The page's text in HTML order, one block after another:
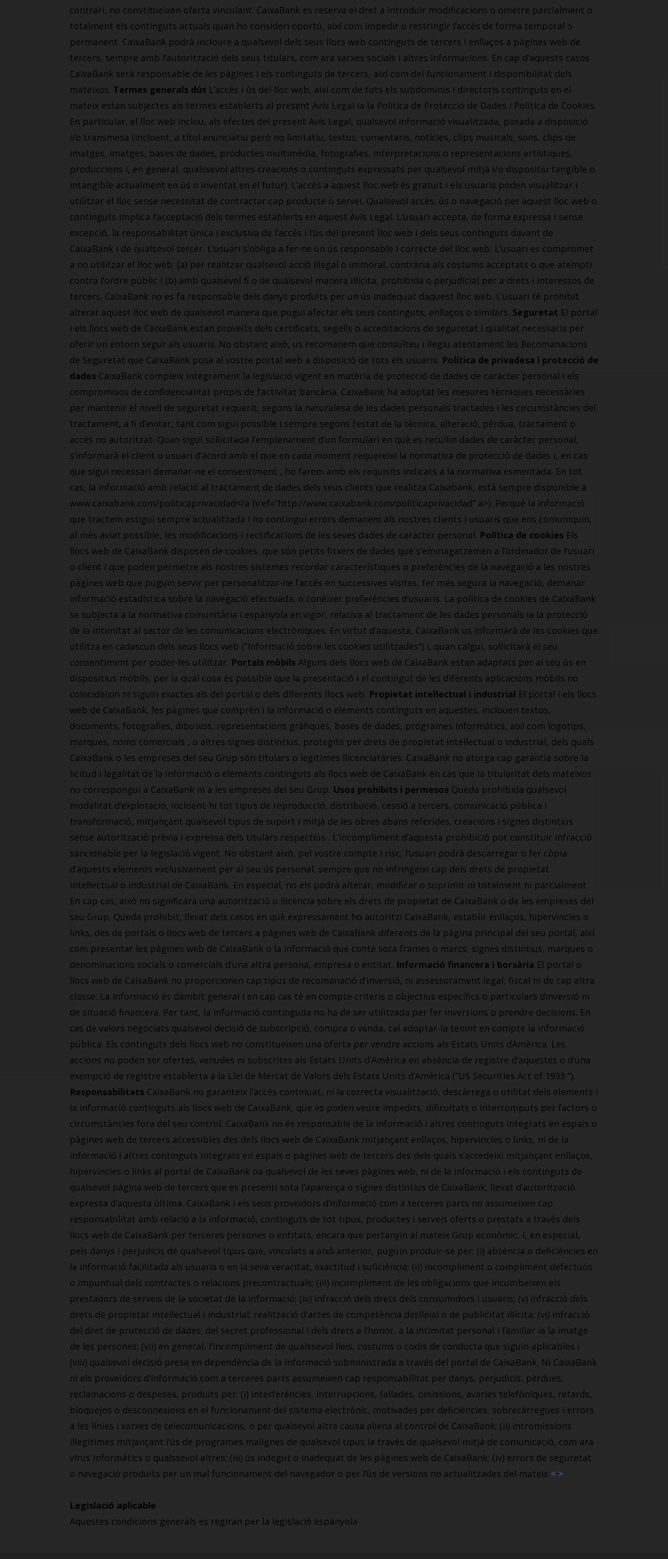
contrari, no constitueixen oferta vinculant. CaixaBank es reserva el dret a introduir modificacions o ometre parcialment o
totalment els continguts actuals quan ho consideri oportú, així com impedir o restringir l’accés de forma temporal o
permanent. CaixaBank podrà incloure a qualsevol dels seus llocs web continguts de tercers i enllaços a pàgines web de
tercers, sempre amb l’autorització dels seus titulars, com ara xarxes socials i altres informacions. En cap d’aquests casos
CaixaBank serà responsable de les pàgines i els continguts de tercers, així com del funcionament i disponibilitat dels
mateixos. Termes generals dús L’accés i ús del lloc web, així com de tots els subdominis i directoris continguts en el
mateix estan subjectes als termes establerts al present Avís Legal ia la Política de Protecció de Dades i Política de Cookies.
En particular, el lloc web inclou, als efectes del present Avís Legal, qualsevol informació visualitzada, posada a disposició
i/o transmesa (incloent, a títol enunciatiu però no limitatiu, textos, comentaris, notícies, clips musicals, sons, clips de
imatges, imatges, bases de dades, productes multimèdia, fotografies, interpretacions o representacions artístiques,
produccions i, en general, qualssevol altres creacions o continguts expressats per qualsevol mitjà i/o dispositiu tangible o
intangible actualment en ús o inventat en el futur). L’accés a aquest lloc web és gratuït i els usuaris poden visualitzar i
utilitzar el lloc sense necessitat de contractar cap producte o servei. Qualsevol accés, ús o navegació per aquest lloc web o
continguts implica l’acceptació dels termes establerts en aquest Avís Legal. L’usuari accepta, de forma expressa i sense
excepció, la responsabilitat única i exclusiva de l’accés i l’ús del present lloc web i dels seus continguts davant de
CaixaBank i de qualsevol tercer. L’usuari s’obliga a fer-ne un ús responsable i correcte del lloc web. L’usuari es compromet
a no utilitzar el lloc web: (a) per realitzar qualsevol acció il·legal o immoral, contrària als costums acceptats o que atempti
contra l’ordre públic i (b) amb qualsevol fi o de qualsevol manera il·lícita, prohibida o perjudicial per a drets i interessos de
tercers. CaixaBank no es fa responsable dels danys produïts per un ús inadequat daquest lloc web. L’usuari té prohibit
alterar aquest lloc web de qualsevol manera que pugui afectar els seus continguts, enllaços o similars. Seguretat El portal
i els llocs web de CaixaBank estan proveïts dels certificats, segells o acreditacions de seguretat i qualitat necessaris per
oferir un entorn segur als usuaris. No obstant això, us recomanem que consulteu i llegiu atentament les Recomanacions
de Seguretat que CaixaBank posa al vostre portal web a disposició de tots els usuaris. Política de privadesa i protecció de
dades CaixaBank compleix íntegrament la legislació vigent en matèria de protecció de dades de caràcter personal i els
compromisos de confidencialitat propis de l’activitat bancària. CaixaBank ha adoptat les mesures tècniques necessàries
per mantenir el nivell de seguretat requerit, segons la naturalesa de les dades personals tractades i les circumstàncies del
tractament, a fi d’evitar, tant com sigui possible i sempre segons l’estat de la tècnica, alteració, pèrdua, tractament o
accés no autoritzat. Quan sigui sol·licitada l’emplenament d’un formulari en què es recullin dades de caràcter personal,
s’informarà el client o usuari d’acord amb el que en cada moment requereixi la normativa de protecció de dades i, en cas
que sigui necessari demanar-ne el consentiment , ho farem amb els requisits indicats a la normativa esmentada. En tot
cas, la informació amb relació al tractament de dades dels seus clients que realitza Caixabank, està sempre disponible a
www.caixabank.com/politicaprivacidad</a href=”http://www.caixabank.com/politicaprivacidad” a>). Perquè la informació
que tractem estigui sempre actualitzada i no contingui errors demanem als nostres clients i usuaris que ens comuniquin,
al més aviat possible, les modificacions i rectificacions de les seves dades de caràcter personal. Política de cookies Els
llocs web de CaixaBank disposen de cookies, que són petits fitxers de dades que s’emmagatzemen a l’ordinador de l’usuari
o client i que poden permetre als nostres sistemes recordar característiques o preferències de la navegació a les nostres
pàgines web que puguin servir per personalitzar-ne l’accés en successives visites, fer més segura la navegació, demanar
informació estadística sobre la navegació efectuada, o conèixer preferències d’usuaris. La política de cookies de CaixaBank
se subjecta a la normativa comunitària i espanyola en vigor, relativa al tractament de les dades personals ia la protecció
de la intimitat al sector de les comunicacions electròniques. En virtut d’aquesta, CaixaBank us informarà de les cookies que
utilitza en cadascun dels seus llocs web (“Informació sobre les cookies utilitzades”) i, quan calgui, sol·licitarà el seu
consentiment per poder-les utilitzar. Portals mòbils Alguns dels llocs web de CaixaBank estan adaptats per al seu ús en
dispositius mòbils, per la qual cosa és possible que la presentació i el contingut de les diferents aplicacions mòbils no
coincideixin ni siguin exactes als del portal o dels diferents llocs web. Propietat intel·lectual i industrial El portal i els llocs
web de CaixaBank, les pàgines que comprèn i la informació o elements continguts en aquestes, inclouen textos,
documents, fotografies, dibuixos, representacions gràfiques, bases de dades, programes informàtics, així com logotips,
marques, noms comercials , o altres signes distintius, protegits per drets de propietat intel·lectual o industrial, dels quals
CaixaBank o les empreses del seu Grup són titulars o legítimes llicenciatàries. CaixaBank no atorga cap garantia sobre la
licitud i legalitat de la informació o elements continguts als llocs web de CaixaBank en cas que la titularitat dels mateixos
no correspongui a CaixaBank ni a les empreses del seu Grup. Usos prohibits i permesos Queda prohibida qualsevol
modalitat d’explotació, incloent-hi tot tipus de reproducció, distribució, cessió a tercers, comunicació pública i
transformació, mitjançant qualsevol tipus de suport i mitjà de les obres abans referides, creacions i signes distintius
sense autorització prèvia i expressa dels titulars respectius . L’incompliment d’aquesta prohibició pot constituir infracció
sancionable per la legislació vigent. No obstant això, pel vostre compte i risc, l’usuari podrà descarregar o fer còpia
d’aquests elements exclusivament per al seu ús personal, sempre que no infringeixi cap dels drets de propietat
intel·lectual o industrial de CaixaBank. En especial, no els podrà alterar, modificar o suprimir ni totalment ni parcialment.
En cap cas, això no significarà una autorització o llicència sobre els drets de propietat de CaixaBank o de les empreses del
seu Grup. Queda prohibit, llevat dels casos en què expressament ho autoritzi CaixaBank, establir enllaços, hipervincles o
links, des de portals o llocs web de tercers a pàgines web de CaixaBank diferents de la pàgina principal del seu portal, així
com presentar les pàgines web de CaixaBank o la informació que conté sota frames o marcs, signes distintius, marques o
denominacions socials o comercials d’una altra persona, empresa o entitat. Informació financera i borsària El portal o
llocs web de CaixaBank no proporcionen cap tipus de recomanació d’inversió, ni assessorament legal, fiscal ni de cap altra
classe. La informació és dàmbit general i en cap cas té en compte criteris o objectius específics o particulars dinversió ni
de situació financera. Per tant, la informació continguda no ha de ser utilitzada per fer inversions o prendre decisions. En
cas de valors negociats qualsevol decisió de subscripció, compra o venda, cal adoptar-la tenint en compte la informació
pública. Els continguts dels llocs web no constitueixen una oferta per vendre accions als Estats Units dAmèrica. Les
accions no poden ser ofertes, venudes ni subscrites als Estats Units d’Amèrica en absència de registre d’aquestes o d’una
exempció de registre establerta a la Llei de Mercat de Valors dels Estats Units d’Amèrica (“US Securities Act of 1933 ”).
Responsabilitats CaixaBank no garanteix l’accés continuat, ni la correcta visualització, descàrrega o utilitat dels elements i
la informació continguts als llocs web de CaixaBank, que es poden veure impedits, dificultats o interromputs per factors o
circumstàncies fora del seu control. CaixaBank no és responsable de la informació i altres continguts integrats en espais o
pàgines web de tercers accessibles des dels llocs web de CaixaBank mitjançant enllaços, hipervincles o links, ni de la
informació i altres continguts integrats en espais o pàgines web de tercers des dels quals s’accedeixi mitjançant enllaços,
hipervincles o links al portal de CaixaBank oa qualsevol de les seves pàgines web, ni de la informació i els continguts de
qualsevol pàgina web de tercers que es presenti sota l’aparença o signes distintius de CaixaBank, llevat d’autorització
expressa d’aquesta última. CaixaBank i els seus proveïdors d’informació com a terceres parts no assumeixen cap
responsabilitat amb relació a la informació, continguts de tot tipus, productes i serveis oferts o prestats a través dels
llocs web de CaixaBank per terceres persones o entitats, encara que pertanyin al mateix Grup econòmic, i, en especial,
pels danys i perjudicis de qualsevol tipus que, vinculats a això anterior, puguin produir-se per: (i) absència o deficiències en
la informació facilitada als usuaris o en la seva veracitat, exactitud i suficiència; (ii) incompliment o compliment defectuós
o impuntual dels contractes o relacions precontractuals; (iii) incompliment de les obligacions que incumbeixen els
prestadors de serveis de la societat de la informació; (iv) infracció dels drets dels consumidors i usuaris; (v) infracció dels
drets de propietat intel·lectual i industrial; realització d’actes de competència deslleial o de publicitat il·lícita; (vi) infracció
del dret de protecció de dades; del secret professional i dels drets a l’honor, a la intimitat personal i familiar ia la imatge
de les persones; (vii) en general, l’incompliment de qualssevol lleis, costums o codis de conducta que siguin aplicables i
(viii) qualsevol decisió presa en dependència de la informació subministrada a través del portal de CaixaBank. Ni CaixaBank
ni els proveïdors d’informació com a terceres parts assumeixen cap responsabilitat per danys, perjudicis, pèrdues,
reclamacions o despeses, produïts per: (i) interferències, interrupcions, fallades, omissions, avaries telefòniques, retards,
bloquejos o desconnexions en el funcionament del sistema electrònic, motivades per deficiències, sobrecàrregues i errors
a les línies i xarxes de telecomunicacions, o per qualsevol altra causa aliena al control de CaixaBank; (ii) intromissions
il·legítimes mitjançant l’ús de programes malignes de qualsevol tipus ia través de qualsevol mitjà de comunicació, com ara
virus informàtics o qualssevol altres; (iii) ús indegut o inadequat de les pàgines web de CaixaBank; (iv) errors de seguretat
o navegació produïts per un mal funcionament del navegador o per l’ús de versions no actualitzades del mateix < >
Legislació aplicable
Aquestes condicions generals es regiran per la legislació espanyola